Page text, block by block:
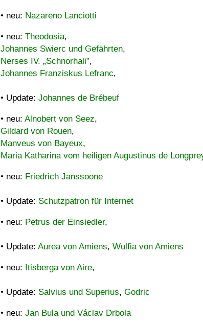
• neu: Nazareno Lanciotti
• neu: Theodosia,
Johannes Swierc und Gefährten,
Nerses IV. „Schnorhali”,
Johannes Franziskus Lefranc,
• Update: Johannes de Brébeuf
• neu: Alnobert von Seez,
Gildard von Rouen,
Manveus von Bayeux,
Maria Katharina vom heiligen Augustinus de
• neu: Friedrich Janssoone
• Update: Schutzpatron für Internet
• neu: Petrus der Einsiedler,
• Update: Aurea von Amiens, Wulfia von Amiens
• neu: Itisberga von Aire,
• Update: Salvius und Superius, Godric
• neu: Jan Bula und Václav Drbola